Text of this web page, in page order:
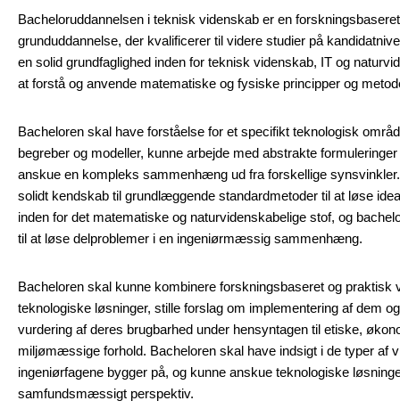
Bacheloruddannelsen i teknisk videnskab er en
grunduddannelse, der kvalificerer til videre studier på
en solid grundfaglighed inden for teknisk videnskab, IT og
at forstå og anvende matematiske og fysiske principper og
Bacheloren skal have forståelse for et specifikt teknologisk
begreber og modeller, kunne arbejde med abstrakte
anskue en kompleks sammenhæng ud fra forskellige
solidt kendskab til grundlæggende standardmetoder til at løse
inden for det matematiske og naturvidenskabelige stof, og
til at løse delproblemer i en ingeniørmæssig sammenhæng.
Bacheloren skal kunne kombinere forskningsbaseret og praktisk
teknologiske løsninger, stille forslag om implementering af dem
vurdering af deres brugbarhed under hensyntagen til etiske,
miljømæssige forhold. Bacheloren skal have indsigt i de typer af
ingeniørfagene bygger på, og kunne anskue teknologiske
samfundsmæssigt perspektiv.